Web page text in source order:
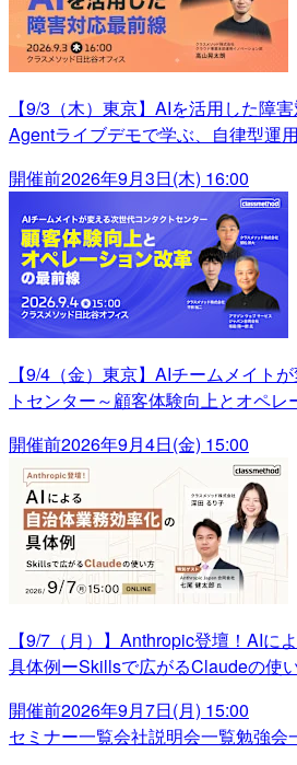
【9/3（木）東京】AIを活用した障
Agentライブデモで学ぶ、自律型運
開催前2026年9月3日(木) 16:00
【9/4（金）東京】AIチームメイト
トセンター～顧客体験向上とオペ
開催前2026年9月4日(金) 15:00
【9/7（月）】Anthropic登壇！AIに
具体例ーSkillsで広がるClaudeの使
開催前2026年9月7日(月) 15:00
セミナー一覧会社説明会一覧勉強会